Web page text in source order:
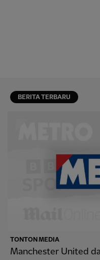
BERITA TERBARU
TONTON MEDIA
Manchester United